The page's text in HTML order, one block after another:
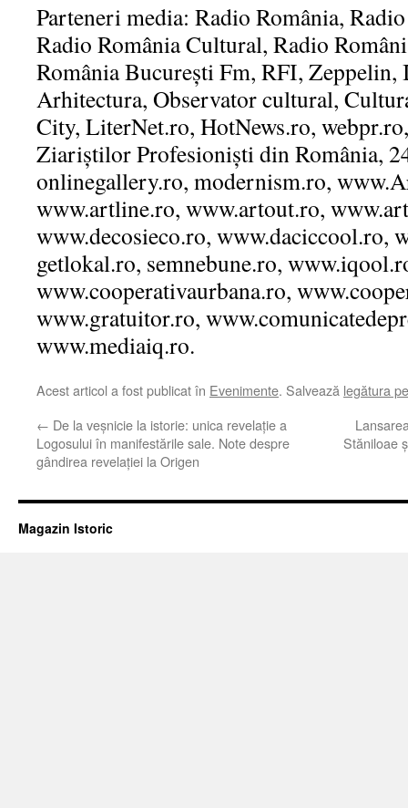
Parteneri media: Radio România,
Radio România Cultural, Radio
România București Fm, RFI,
Arhitectura, Observator cultural,
City, LiterNet.ro, HotNews.ro,
Ziariștilor Profesioniști din România,
onlinegallery.ro, modernism.ro,
www.artline.ro, www.artout.ro,
www.decosieco.ro, www.daciccool.ro,
getlokal.ro, semnebune.ro,
www.cooperativaurbana.ro,
www.gratuitor.ro,
www.mediaiq.ro.
Acest articol a fost publicat în Evenimente. Salvează legătura
← De la veșnicie la istorie: unica revelație a
Logosului în manifestările sale. Note despre
gândirea revelației la Origen
Stăniloae
Magazin Istoric